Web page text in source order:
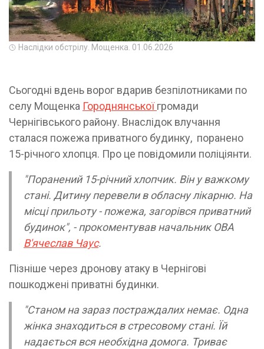
Наслідки обстрілу. Мощенка. 01.06.2026
Сьогодні вдень ворог вдарив безпілотниками по
селу Мощенка Городнянськоїгромади
Чернігівського району. Внаслідок влучання
сталася пожежа приватного будинку, поранено
15-річного хлопця. Про це повідомили поліціянти.
"Поранений 15-річний хлопчик. Він у важкому
стані. Дитину перевели в обласну лікарню. На
місці прильоту - пожежа, загорівся приватний
будинок", - прокоментував начальник ОВА
В'ячеслав Чаус.
Пізніше через дронову атаку в Чернігові
пошкоджені приватні будинки.
"Станом на зараз постраждалих немає. Одна
жінка знаходиться в стресовому стані. Їй
надається вся необхідна домога. Триває